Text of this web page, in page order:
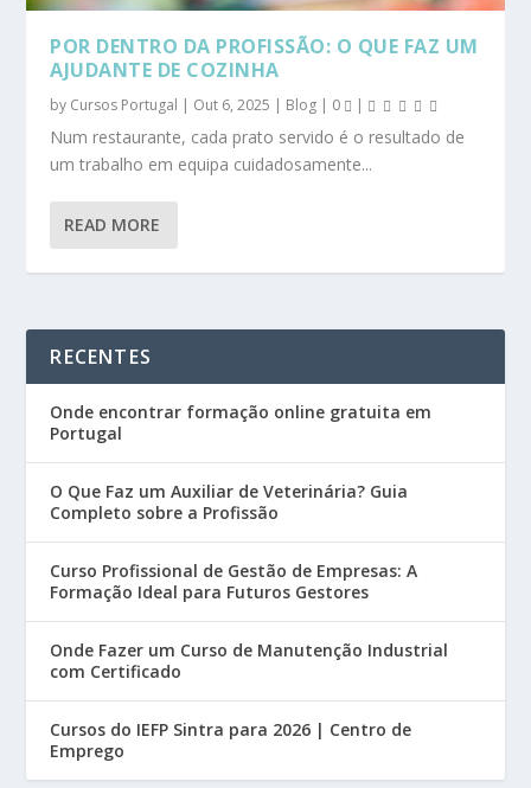
POR DENTRO DA PROFISSÃO: O QUE FAZ UM
AJUDANTE DE COZINHA
by Cursos Portugal | Out 6, 2025 | Blog | 0 |
Num restaurante, cada prato servido é o resultado de
um trabalho em equipa cuidadosamente...
READ MORE
RECENTES
Onde encontrar formação online gratuita em
Portugal
O Que Faz um Auxiliar de Veterinária? Guia
Completo sobre a Profissão
Curso Profissional de Gestão de Empresas: A
Formação Ideal para Futuros Gestores
Onde Fazer um Curso de Manutenção Industrial
com Certificado
Cursos do IEFP Sintra para 2026 | Centro de
Emprego